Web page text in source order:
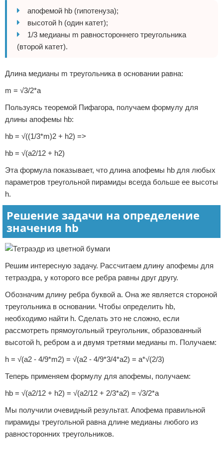
апофемой hb (гипотенуза);
высотой h (один катет);
1/3 медианы m равностороннего треугольника
(второй катет).
Длина медианы m треугольника в основании равна:
m = √3/2*a
Пользуясь теоремой Пифагора, получаем формулу для
длины апофемы hb:
hb = √((1/3*m)2 + h2) =>
hb = √(a2/12 + h2)
Эта формула показывает, что длина апофемы hb для любых
параметров треугольной пирамиды всегда больше ее высоты
h.
Решение задачи на определение
значения hb
Решим интересную задачу. Рассчитаем длину апофемы для
тетраэдра, у которого все ребра равны друг другу.
Обозначим длину ребра буквой a. Она же является стороной
треугольника в основании. Чтобы определить hb,
необходимо найти h. Сделать это не сложно, если
рассмотреть прямоугольный треугольник, образованный
высотой h, ребром a и двумя третями медианы m. Получаем:
h = √(a2 - 4/9*m2) = √(a2 - 4/9*3/4*a2) = a*√(2/3)
Теперь применяем формулу для апофемы, получаем:
hb = √(a2/12 + h2) = √(a2/12 + 2/3*a2) = √3/2*a
Мы получили очевидный результат. Апофема правильной
пирамиды треугольной равна длине медианы любого из
равносторонних треугольников.